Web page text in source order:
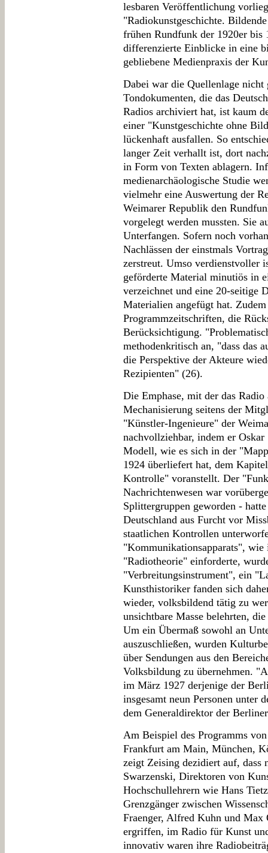
lesbaren Veröffentlichung
"Radiokunstgeschichte.
frühen Rundfunk der 1920er bis
differenzierte Einblicke in eine
gebliebene Medienpraxis der
Dabei war die Quellenlage nicht
Tondokumenten, die das
Radios archiviert hat, ist kaum
einer "Kunstgeschichte ohne
lückenhaft ausfallen. So
langer Zeit verhallt ist, dort
in Form von Texten ablagern.
medienarchäologische Studie
vielmehr eine Auswertung der
Weimarer Republik den
vorgelegt werden mussten. Sie
Unterfangen. Sofern noch
Nachlässen der einstmals
zerstreut. Umso verdienstvoller
geförderte Material minutiös in
verzeichnet und eine 20-seitige
Materialien angefügt hat.
Programmzeitschriften, die
Berücksichtigung.
methodenkritisch an, "dass das
die Perspektive der Akteure
Rezipienten" (26).
Die Emphase, mit der das
Mechanisierung seitens der
"Künstler-Ingenieure" der
nachvollziehbar, indem er
Modell, wie es sich in der
1924 überliefert hat, dem
Kontrolle" voranstellt. Der
Nachrichtenwesen war
Splittergruppen geworden -
Deutschland aus Furcht vor
staatlichen Kontrollen
"Kommunikationsapparats",
"Radiotheorie" einforderte,
"Verbreitungsinstrument", ein
Kunsthistoriker fanden sich
wieder, volksbildend tätig zu
unsichtbare Masse belehrten,
Um ein Übermaß sowohl an
auszuschließen, wurden
über Sendungen aus den
Volksbildung zu übernehmen.
im März 1927 derjenige der
insgesamt neun Personen unter
dem Generaldirektor der
Am Beispiel des Programms
Frankfurt am Main, München,
zeigt Zeising dezidiert auf, dass
Swarzenski, Direktoren von
Hochschullehrern wie Hans
Grenzgänger zwischen
Fraenger, Alfred Kuhn und Max
ergriffen, im Radio für Kunst
innovativ waren ihre